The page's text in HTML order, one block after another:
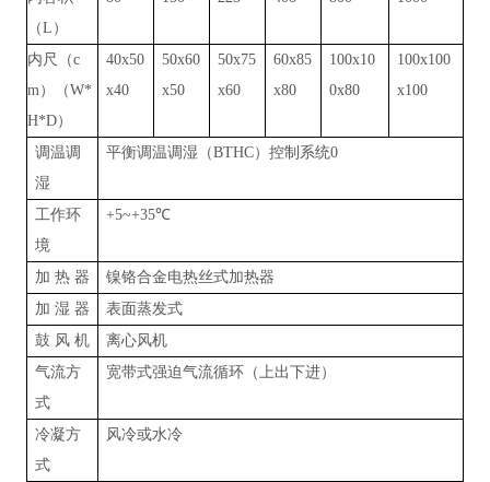
（L ）
内尺（c
m）（W*
H*D）
40x50
x40
50x60
x50
50x75
x60
60x85
x80
100x10
0x80
100x100
x100
调温调
湿
平衡调温调湿（BTHC）控制系统0
工作环
境
+5~+35℃
加 热 器
镍铬合金电热丝式加热器
加 湿 器
表面蒸发式
鼓 风 机
离心风机
气流方
式
宽带式强迫气流循环（上出下进）
冷凝方
式
风冷或水冷